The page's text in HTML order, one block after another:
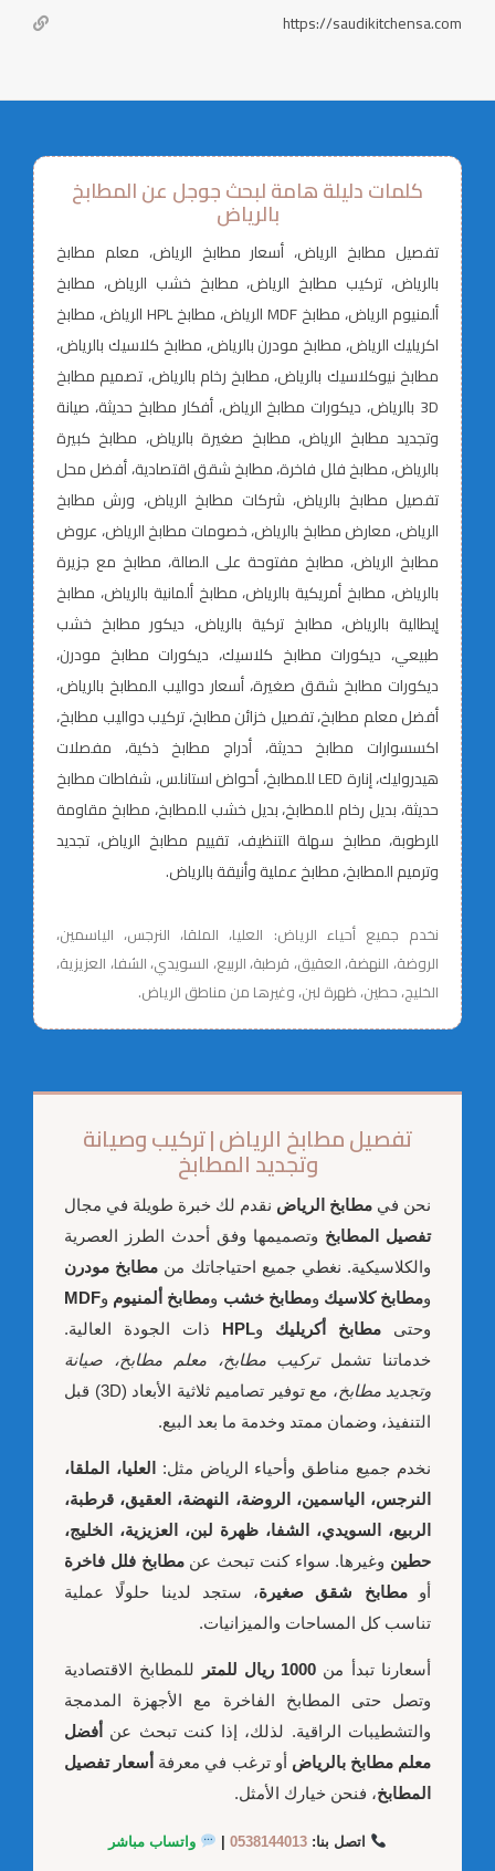
https://saudikitchensa.com
كلمات دليلة هامة لبحث جوجل عن المطابخ
بالرياض
تفصيل مطابخ الرياض، أسعار مطابخ الرياض، معلم مطابخ
بالرياض، تركيب مطابخ الرياض، مطابخ خشب الرياض، مطابخ
ألمنيوم الرياض، مطابخ MDF الرياض، مطابخ HPL الرياض، مطابخ
اكريليك الرياض، مطابخ مودرن بالرياض، مطابخ كلاسيك بالرياض،
مطابخ نيوكلاسيك بالرياض، مطابخ رخام بالرياض، تصميم مطابخ
3D بالرياض، ديكورات مطابخ الرياض، أفكار مطابخ حديثة، صيانة
وتجديد مطابخ الرياض، مطابخ صغيرة بالرياض، مطابخ كبيرة
بالرياض، مطابخ فلل فاخرة، مطابخ شقق اقتصادية، أفضل محل
تفصيل مطابخ بالرياض، شركات مطابخ الرياض، ورش مطابخ
الرياض، معارض مطابخ بالرياض، خصومات مطابخ الرياض، عروض
مطابخ الرياض، مطابخ مفتوحة على الصالة، مطابخ مع جزيرة
بالرياض، مطابخ أمريكية بالرياض، مطابخ ألمانية بالرياض، مطابخ
إيطالية بالرياض، مطابخ تركية بالرياض، ديكور مطابخ خشب
طبيعي، ديكورات مطابخ كلاسيك، ديكورات مطابخ مودرن،
ديكورات مطابخ شقق صغيرة، أسعار دواليب المطابخ بالرياض،
أفضل معلم مطابخ، تفصيل خزائن مطابخ، تركيب دواليب مطابخ،
اكسسوارات مطابخ حديثة، أدراج مطابخ ذكية، مفصلات
هيدروليك، إنارة LED للمطابخ، أحواض استانلس، شفاطات مطابخ
حديثة، بديل رخام للمطابخ، بديل خشب للمطابخ، مطابخ مقاومة
للرطوبة، مطابخ سهلة التنظيف، تقييم مطابخ الرياض، تجديد
وترميم المطابخ، مطابخ عملية وأنيقة بالرياض.
نخدم جميع أحياء الرياض: العليا، الملقا، النرجس، الياسمين،
الروضة، النهضة، العقيق، قرطبة، الربيع، السويدي، الشفا، العزيزية،
الخليج، حطين، ظهرة لبن، وغيرها من مناطق الرياض.
تفصيل مطابخ الرياض | تركيب وصيانة
وتجديد المطابخ
نحن في مطابخ الرياض نقدم لك خبرة طويلة في مجال
تفصيل المطابخ وتصميمها وفق أحدث الطرز العصرية
والكلاسيكية. نغطي جميع احتياجاتك من مطابخ مودرن
ومطابخ كلاسيك ومطابخ خشب ومطابخ ألمنيوم وMDF
وحتى مطابخ أكريليك وHPL ذات الجودة العالية.
خدماتنا تشملتركيب مطابخ، معلم مطابخ، صيانة
وتجديد مطابخ
، مع توفير تصاميم ثلاثية الأبعاد (3D) قبل
التنفيذ، وضمان ممتد وخدمة ما بعد البيع.
نخدم جميع مناطق وأحياء الرياض مثل:
العليا، الملقا،
النرجس، الياسمين، الروضة، النهضة، العقيق، قرطبة،
الربيع، السويدي، الشفا، ظهرة لبن، العزيزية، الخليج،
حطين وغيرها. سواء كنت تبحث عنمطابخ فلل فاخرة
أومطابخ شقق صغيرة، ستجد لدينا حلولًا عملية
تناسب كل المساحات والميزانيات.
أسعارنا تبدأ من 1000 ريال للمتر
للمطابخ الاقتصادية
وتصل حتى المطابخ الفاخرة مع الأجهزة المدمجة
والتشطيبات الراقية. لذلك، إذا كنت تبحث عن أفضل
معلم مطابخ بالرياض أو ترغب في معرفة أسعار تفصيل
المطابخ، فنحن خيارك الأمثل.
اتصل بنا: 0538144013 واتساب مباشر